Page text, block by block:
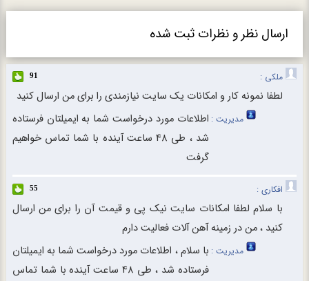
ارسال نظر و نظرات ثبت شده
ملکی : 91
لطفا نمونه کار و امکانات یک سایت نیازمندی را برای من ارسال کنید
مدیریت : اطلاعات مورد درخواست شما به ایمیلتان فرستاده
شد ، طی 48 ساعت آینده با شما تماس خواهیم
گرفت
افکاری : 55
با سلام لطفا امکانات سایت نیک پی و قیمت آن را برای من ارسال
کنید ، من در زمینه آهن آلات فعالیت دارم
مدیریت : با سلام ، اطلاعات مورد درخواست شما به ایمیلتان
فرستاده شد ، طی 48 ساعت آینده با شما تماس